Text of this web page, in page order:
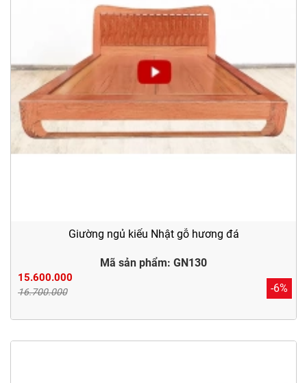
Giường ngủ kiểu Nhật gỗ hương đá
Mã sản phẩm: GN130
15.600.000
16.700.000 -6%